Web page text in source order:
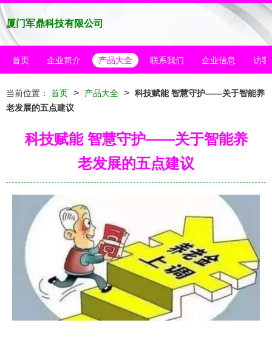
厦门军鼎科技有限公司
首页 企业简介 产品大全 联系我们 企业信息 访客
当前位置： 首页 > 产品大全 > 科技赋能 智慧守护——关于智能养
老发展的五点建议
科技赋能 智慧守护——关于智能养
老发展的五点建议